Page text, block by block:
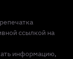
ссылкой на
информацию,